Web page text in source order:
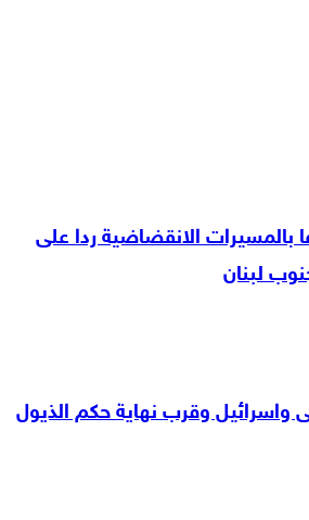
بالمسيرات الانقضاضية ردا على
لبنان
واسرائيل وقرب نهاية حكم الذيول